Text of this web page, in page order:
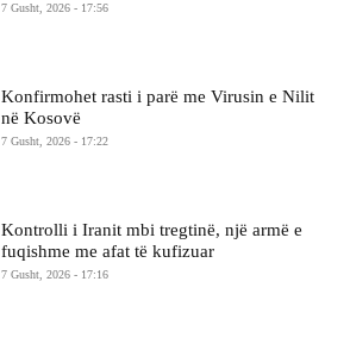
7 Gusht, 2026 - 17:56
Konfirmohet rasti i parë me Virusin e Nilit
në Kosovë
7 Gusht, 2026 - 17:22
Kontrolli i Iranit mbi tregtinë, një armë e
fuqishme me afat të kufizuar
7 Gusht, 2026 - 17:16